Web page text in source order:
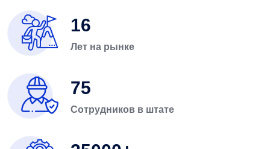
16
Лет на рынке
75
Сотрудников в штате